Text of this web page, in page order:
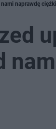
naprawdę